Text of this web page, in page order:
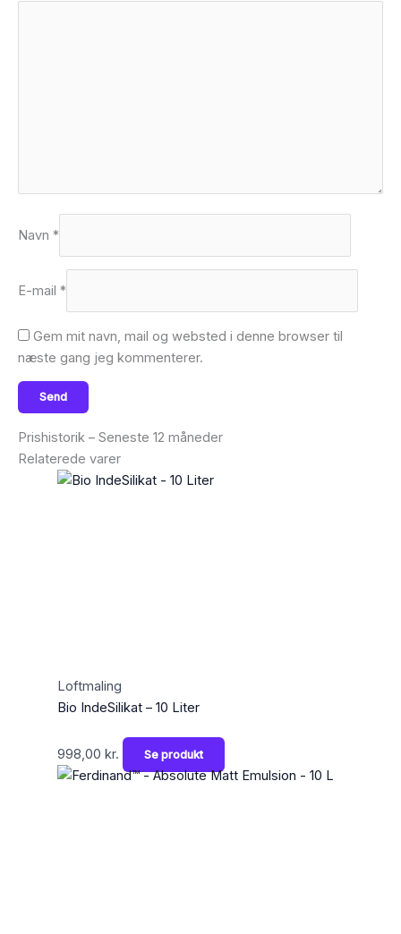
Navn *
E-mail *
Gem mit navn, mail og websted i denne browser til
næste gang jeg kommenterer.
Prishistorik – Seneste 12 måneder
Relaterede varer
Loftmaling
Bio IndeSilikat – 10 Liter
998,00 kr. Se produkt